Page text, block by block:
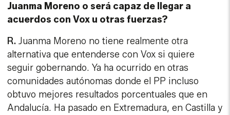
Juanma Moreno o será capaz de llegar a
acuerdos con Vox u otras fuerzas?
R.Juanma Moreno no tiene realmente otra
alternativa que entenderse con Vox si quiere
seguir gobernando. Ya ha ocurrido en otras
comunidades autónomas donde el PP incluso
obtuvo mejores resultados porcentuales que en
Andalucía. Ha pasado en Extremadura, en Castilla y